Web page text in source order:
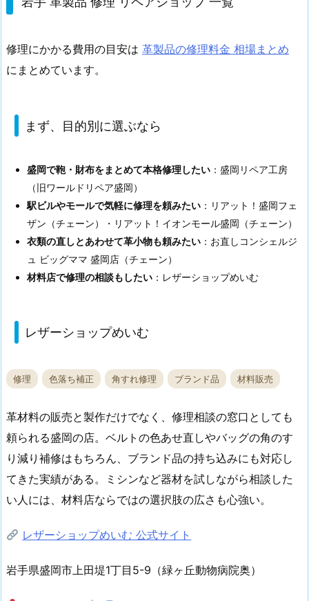
修理にかかる費用の目安は 革製品の修理料金 相場まとめ
にまとめています。
まず、目的別に選ぶなら
盛岡で鞄・財布をまとめて本格修理したい ：盛岡リペア工房
（旧ワールドリペア盛岡）
駅ビルやモールで気軽に修理を頼みたい ：リアット！盛岡フェ
ザン（チェーン）・リアット！イオンモール盛岡（チェーン）
衣類の直しとあわせて革小物も頼みたい ：お直しコンシェルジ
ュ ビッグママ 盛岡店（チェーン）
材料店で修理の相談もしたい ：レザーショップめいむ
レザーショップめいむ
修理 色落ち補正 角すれ修理 ブランド品 材料販売
革材料の販売と製作だけでなく、修理相談の窓口としても
頼られる盛岡の店。ベルトの色あせ直しやバッグの角のす
り減り補修はもちろん、ブランド品の持ち込みにも対応し
てきた実績がある。ミシンなど器材を試しながら相談した
い人には、材料店ならではの選択肢の広さも心強い。
レザーショップめいむ 公式サイト
岩手県盛岡市上田堤1丁目5-9（緑ヶ丘動物病院奥）